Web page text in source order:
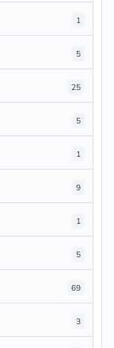
1
5
25
5
1
9
1
5
69
3